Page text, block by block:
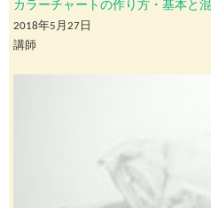
カラーチャートの作り方・基本と
2018年5月27日
講師